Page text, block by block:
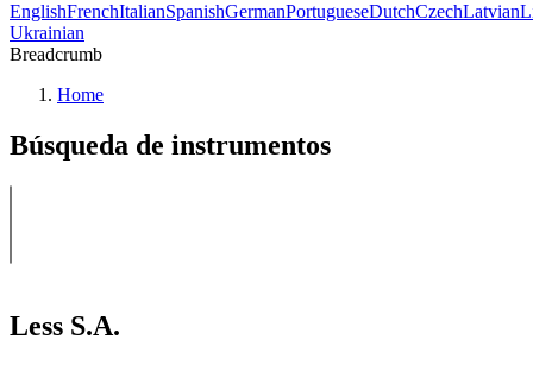
EnglishFrenchItalianSpanishGermanPortugueseDutchCzechLatvian
Ukrainian
Breadcrumb
Home
Búsqueda de instrumentos
Less S.A.